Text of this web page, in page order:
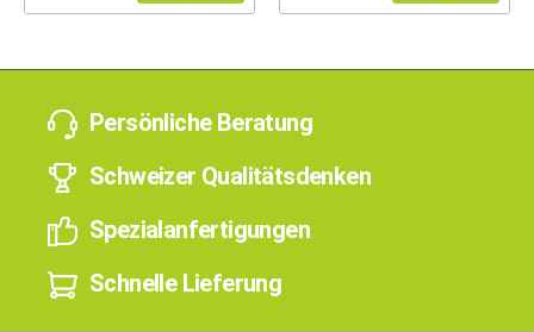
Persönliche Beratung
Schweizer Qualitätsdenken
Spezialanfertigungen
Schnelle Lieferung